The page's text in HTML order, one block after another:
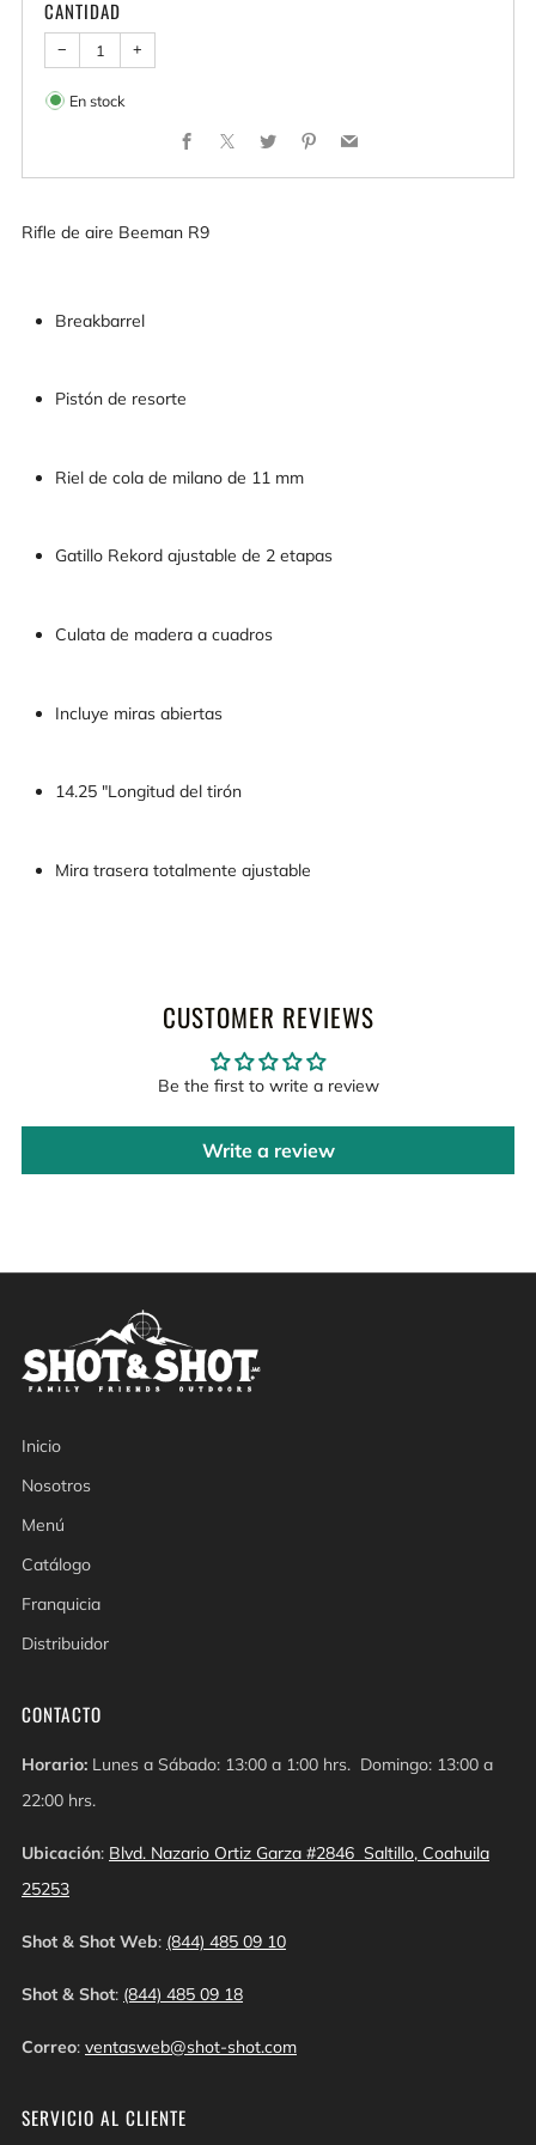
CANTIDAD
− +
En stock
Facebook Twitter Pinterest
Rifle de aire Beeman R9
Breakbarrel
Pistón de resorte
Riel de cola de milano de 11 mm
Gatillo Rekord ajustable de 2 etapas
Culata de madera a cuadros
Incluye miras abiertas
14.25 "Longitud del tirón
Mira trasera totalmente ajustable
CUSTOMER REVIEWS
Be the first to write a review
Write a review
Inicio
Nosotros
Menú
Catálogo
Franquicia
Distribuidor
CONTACTO
Horario: Lunes a Sábado: 13:00 a 1:00 hrs. Domingo: 13:00 a
22:00 hrs.
Ubicación: Blvd. Nazario Ortiz Garza #2846 Saltillo, Coahuila
25253
Shot & Shot Web: (844) 485 09 10
Shot & Shot: (844) 485 09 18
Correo: ventasweb@shot-shot.com
SERVICIO AL CLIENTE